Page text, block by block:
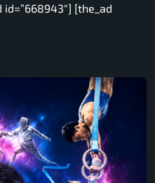
id=”668943″] [the_ad